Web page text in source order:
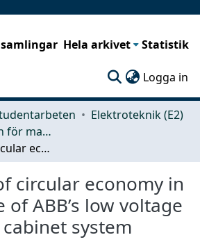
Hela arkivet Statistik
Logga in
Elektroteknik (E2)
Examensarbeten för masterexamen
Evaluation of circular economy in the life cycle of ABB’s low voltage distribution cabinet system
circular economy in
ABB’s low voltage
system